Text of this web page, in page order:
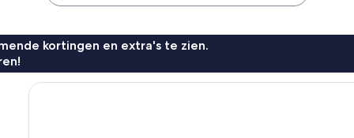
kortingen en extra's te zien.